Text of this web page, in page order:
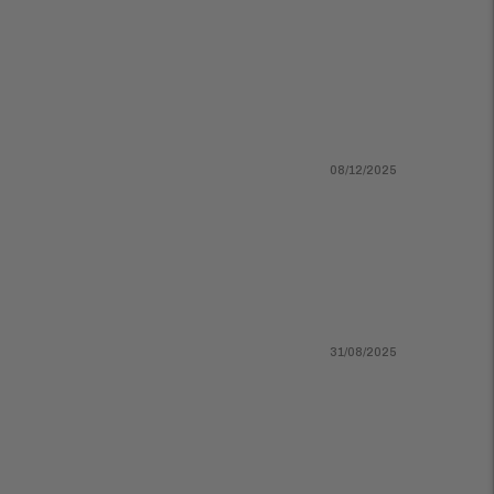
08/12/2025
31/08/2025